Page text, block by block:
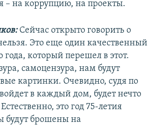
– на коррупцию, на проекты.
Сейчас открыто говорить о
Это еще один качественный
года, который перешел в этот.
самоцензура, нам будут
картинки. Очевидно, судя по
в каждый дом, будет нечто
это год 75-летия
будут брошены на